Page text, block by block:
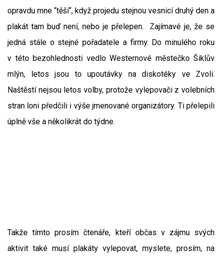
opravdu mne “těší“, když projedu stejnou vesnicí druhý den a
plakát tam buď není, nebo je přelepen. Zajímavé je, že se
jedná stále o stejné pořadatele a firmy. Do minulého roku
v této bezohlednosti vedlo Westernové městečko Šiklův
mlýn, letos jsou to upoutávky na diskotéky ve Zvoli.
Naštěstí nejsou letos volby, protože vylepovači z volebních
stran loni předčili i výše jmenované organizátory. Ti přelepili
úplně vše a několikrát do týdne.
Takže tímto prosím čtenáře, kteří občas v zájmu svých
aktivit také musí plakáty vylepovat, myslete, prosím, na